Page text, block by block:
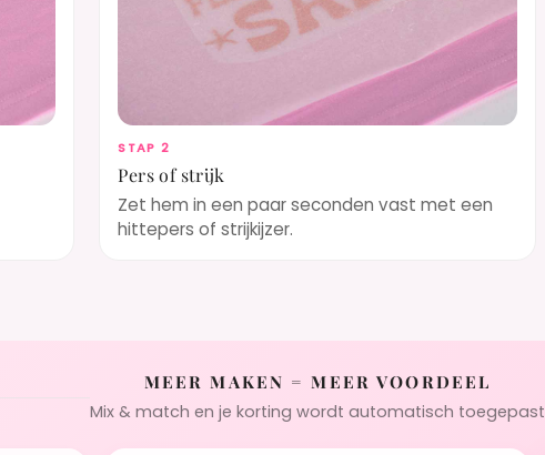
STAP 2
Pers of strijk
Zet hem in een paar seconden vast met een
hittepers of strijkijzer.
MEER MAKEN = MEER VOORDEEL
Mix & match en je korting wordt automatisch toegepast